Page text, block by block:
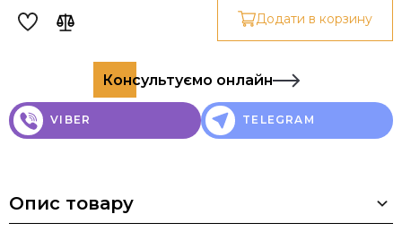
Додати в корзину
Консультуємо онлайн
VIBER TELEGRAM
Опис товару